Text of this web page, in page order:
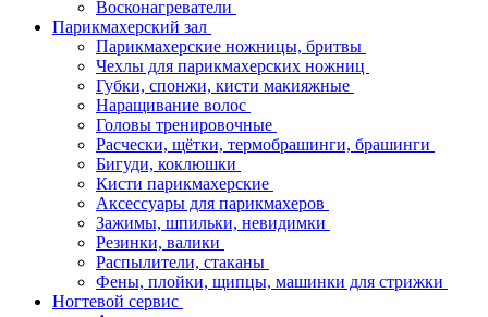
Восконагреватели
Парикмахерский зал
Парикмахерские ножницы, бритвы
Чехлы для парикмахерских ножниц
Губки, спонжи, кисти макияжные
Наращивание волос
Головы тренировочные
Расчески, щётки, термобрашинги, брашинги
Бигуди, коклюшки
Кисти парикмахерские
Аксессуары для парикмахеров
Зажимы, шпильки, невидимки
Резинки, валики
Распылители, стаканы
Фены, плойки, щипцы, машинки для стрижки
Ногтевой сервис